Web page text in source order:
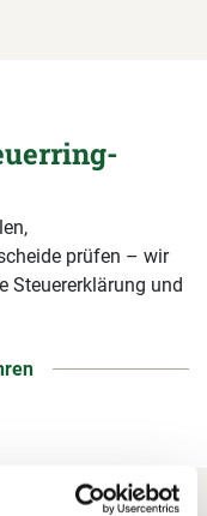
prüfen – wir
Steuererklärung und